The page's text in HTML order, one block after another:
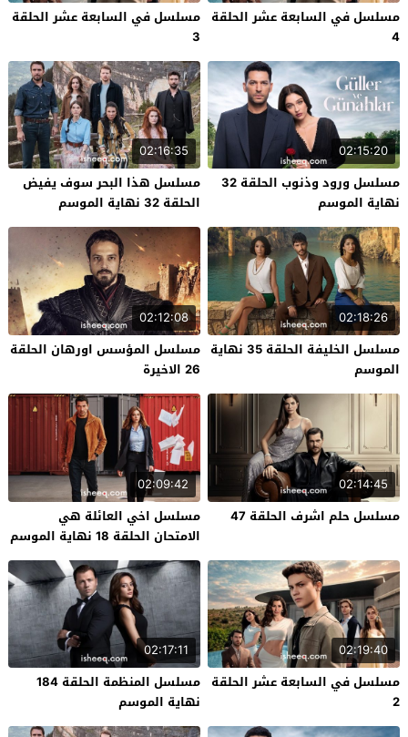
مسلسل في السابعة عشر الحلقة
4
مسلسل في السابعة عشر الحلقة
3
02:15:20
مسلسل ورود وذنوب الحلقة 32
نهاية الموسم
02:16:35
مسلسل هذا البحر سوف يفيض
الحلقة 32 نهاية الموسم
02:18:26
مسلسل الخليفة الحلقة 35 نهاية
الموسم
02:12:08
مسلسل المؤسس اورهان الحلقة
26 الاخيرة
02:14:45
مسلسل حلم اشرف الحلقة 47
02:09:42
مسلسل اخي العائلة هي
الامتحان الحلقة 18 نهاية الموسم
02:19:40
مسلسل في السابعة عشر الحلقة
2
02:17:11
مسلسل المنظمة الحلقة 184
نهاية الموسم